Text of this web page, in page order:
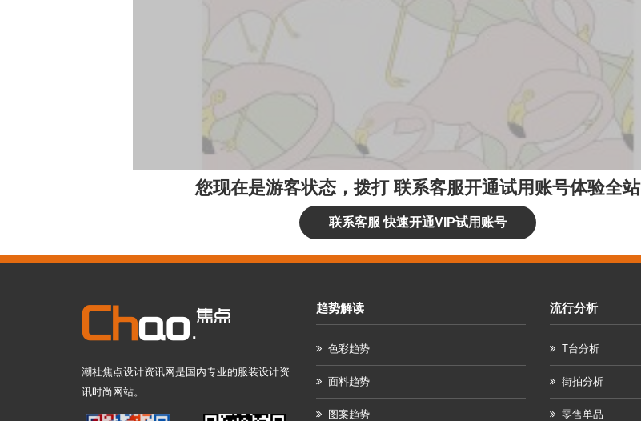
您现在是游客状态，拨打 联系客服开通试用账号体验全站
联系客服 快速开通VIP试用账号
潮社焦点设计资讯网是国内专业的服装设计资
讯时尚网站。
趋势解读
色彩趋势
面料趋势
图案趋势
流行分析
T台分析
街拍分析
零售单品